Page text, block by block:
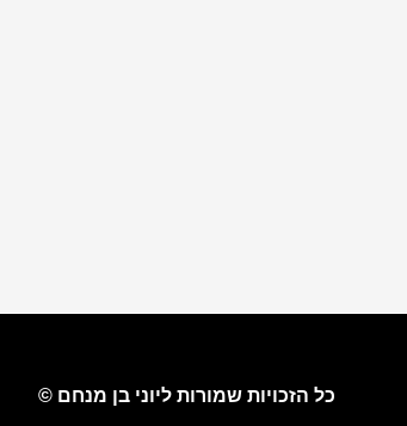
כל הזכויות שמורות ליוני בן מנחם ©